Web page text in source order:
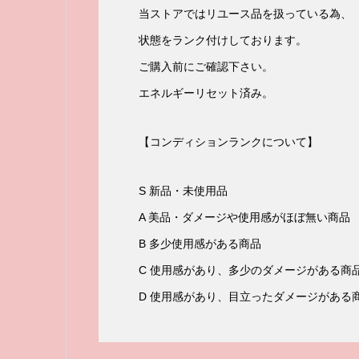
当ストアではリユース品を扱っている為、
状態をランク付けしております。
ご購入前にご確認下さい。
エネルギーリセット済み。
【コンディションランクについて】
S 新品・未使用品
A 美品・ダメージや使用感がほぼ無い商品
B 多少使用感がある商品
C 使用感があり、多少のダメージがある商
D 使用感があり、目立ったダメージがある